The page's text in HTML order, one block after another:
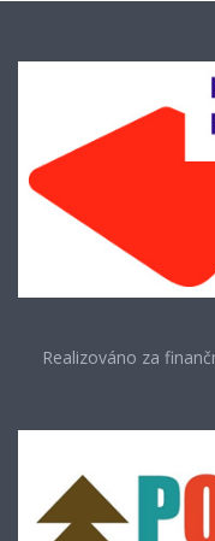
Realizováno za